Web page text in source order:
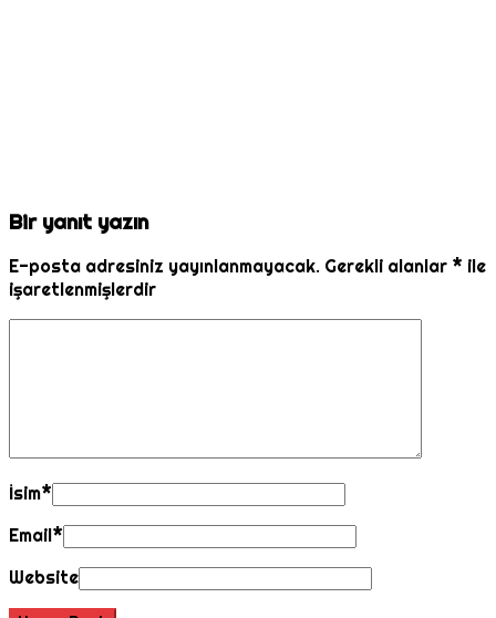
Bir yanıt yazın
E-posta adresiniz yayınlanmayacak. Gerekli alanlar * ile
işaretlenmişlerdir
İsim*
Email*
Website